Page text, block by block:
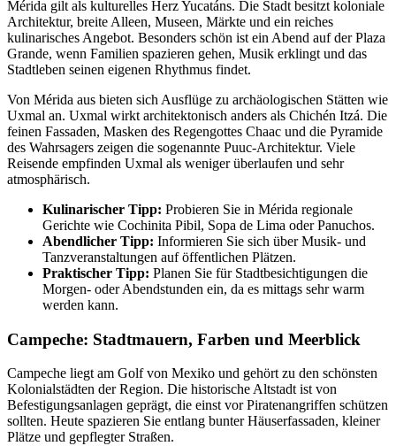
Mérida gilt als kulturelles Herz Yucatáns. Die Stadt besitzt koloniale
Architektur, breite Alleen, Museen, Märkte und ein reiches
kulinarisches Angebot. Besonders schön ist ein Abend auf der Plaza
Grande, wenn Familien spazieren gehen, Musik erklingt und das
Stadtleben seinen eigenen Rhythmus findet.
Von Mérida aus bieten sich Ausflüge zu archäologischen Stätten wie
Uxmal an. Uxmal wirkt architektonisch anders als Chichén Itzá. Die
feinen Fassaden, Masken des Regengottes Chaac und die Pyramide
des Wahrsagers zeigen die sogenannte Puuc-Architektur. Viele
Reisende empfinden Uxmal als weniger überlaufen und sehr
atmosphärisch.
Kulinarischer Tipp: Probieren Sie in Mérida regionale
Gerichte wie Cochinita Pibil, Sopa de Lima oder Panuchos.
Abendlicher Tipp: Informieren Sie sich über Musik- und
Tanzveranstaltungen auf öffentlichen Plätzen.
Praktischer Tipp: Planen Sie für Stadtbesichtigungen die
Morgen- oder Abendstunden ein, da es mittags sehr warm
werden kann.
Campeche: Stadtmauern, Farben und Meerblick
Campeche liegt am Golf von Mexiko und gehört zu den schönsten
Kolonialstädten der Region. Die historische Altstadt ist von
Befestigungsanlagen geprägt, die einst vor Piratenangriffen schützen
sollten. Heute spazieren Sie entlang bunter Häuserfassaden, kleiner
Plätze und gepflegter Straßen.